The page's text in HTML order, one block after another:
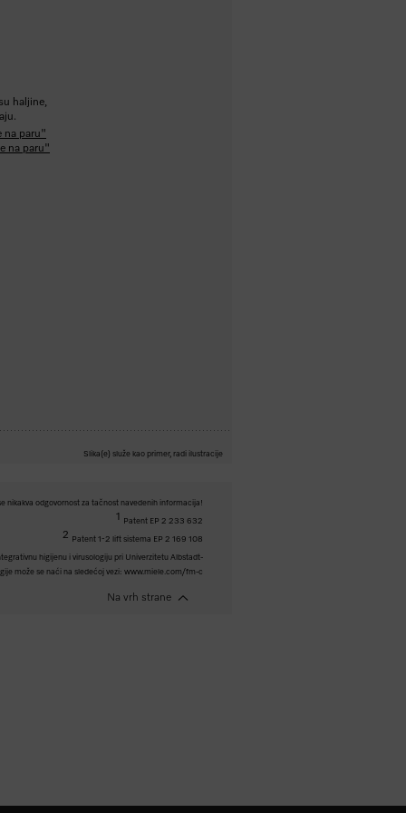
haljine,
na paru"
na paru"
Slika(e) služe kao primer, radi ilustracije
nikakva odgovornost za tačnost navedenih informacija!
1 Patent EP 2 233 632
2 Patent 1-2 lift sistema EP 2 169 108
higijenu i virusologiju pri Univerzitetu Albstadt-
može se naći na sledećoj vezi: www.miele.com/fm-c
Na vrh strane